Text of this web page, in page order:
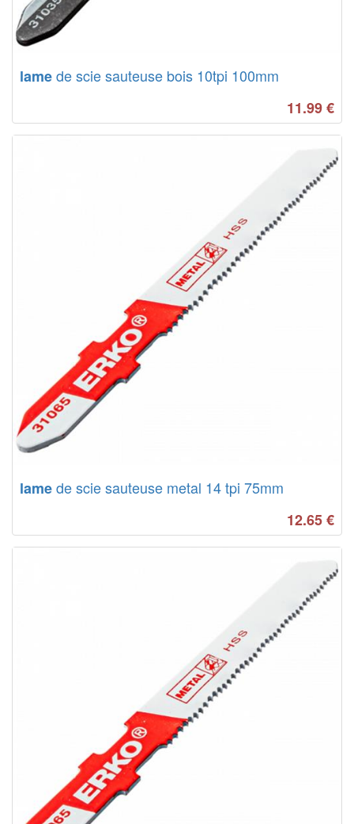
lamede scie sauteuse bois 10tpi 100mm
11.99€
lamede scie sauteuse metal 14 tpi 75mm
12.65€